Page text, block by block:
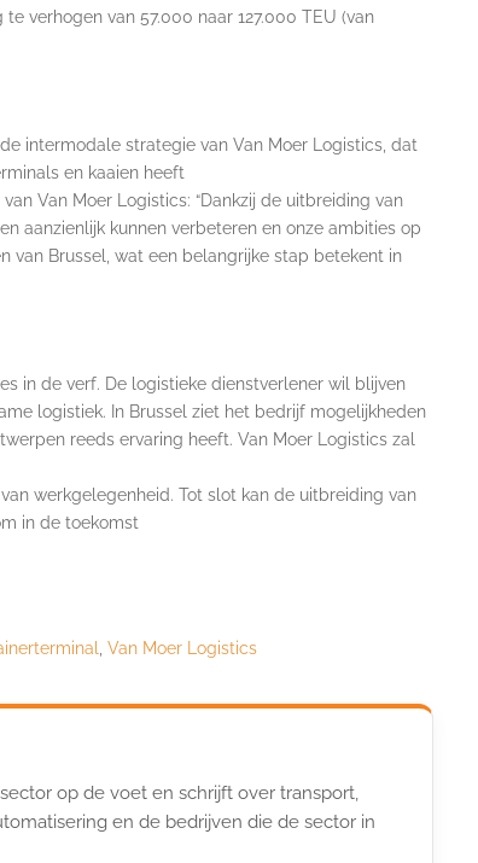
verhogen van 57.000 naar 127.000 TEU (van
intermodale strategie van Van Moer Logistics, dat
en kaaien heeft
Van Moer Logistics: “Dankzij de uitbreiding van
aanzienlijk kunnen verbeteren en onze ambities op
van Brussel, wat een belangrijke stap betekent in
in de verf. De logistieke dienstverlener wil blijven
logistiek. In Brussel ziet het bedrijf mogelijkheden
reeds ervaring heeft. Van Moer Logistics zal
werkgelegenheid. Tot slot kan de uitbreiding van
in de toekomst
Van Moer Logistics
op de voet en schrijft over transport,
en de bedrijven die de sector in